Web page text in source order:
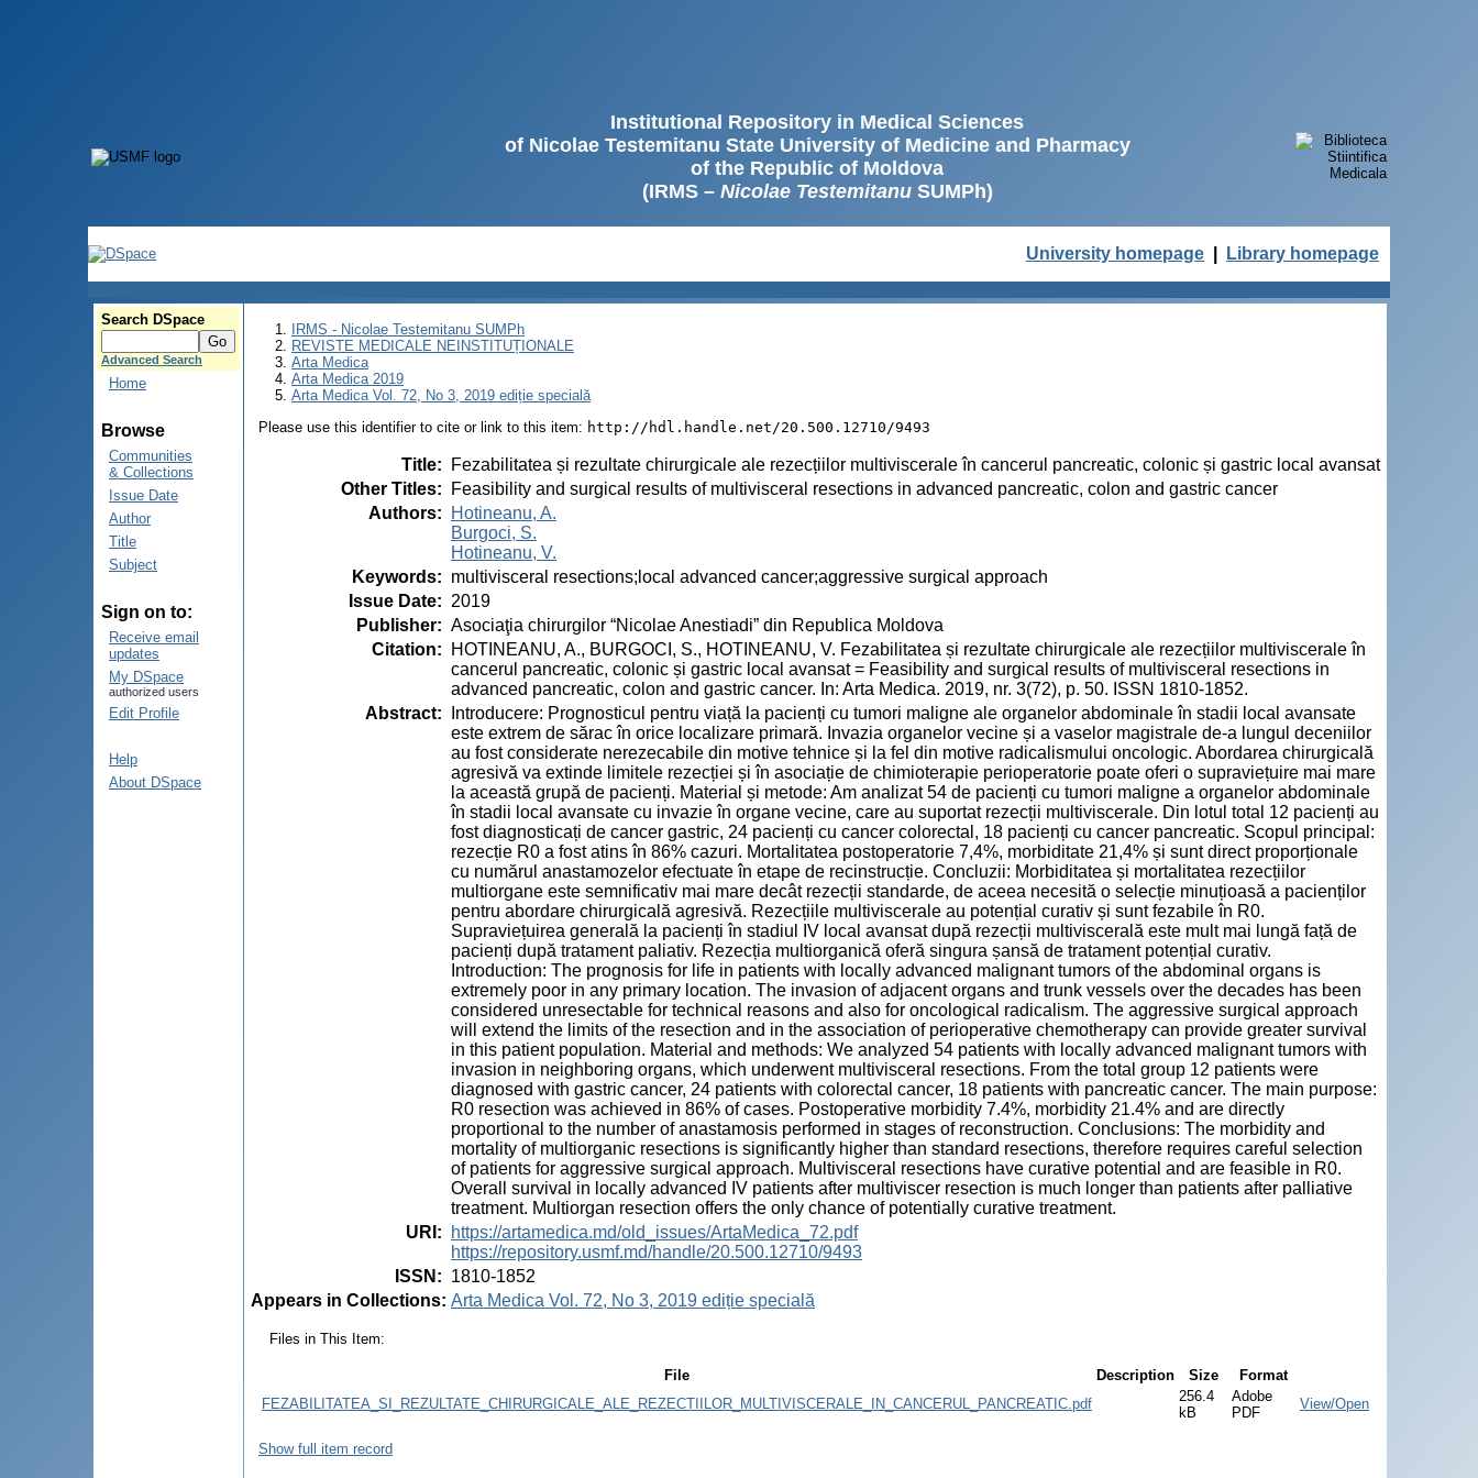
Institutional Repository in Medical Sciences
of Nicolae Testemitanu State University of Medicine and Pharmacy
of the Republic of Moldova
(IRMS – Nicolae TestemitanuSUMPh)
University homepage Library homepage
Search DSpace
Advanced Search
Home
Browse
Communities
& Collections
Issue Date
Author
Title
Subject
Sign on to:
Receive email
updates
My DSpace
authorized users
Edit Profile
Help
About DSpace
IRMS - Nicolae Testemitanu SUMPh
REVISTE MEDICALE NEINSTITUȚIONALE
Arta Medica
Arta Medica 2019
Arta Medica Vol. 72, No 3, 2019 ediție specială
Please use this identifier to cite or link to this item: http://hdl.handle.net/20.500.12710/9493
Title:
Fezabilitatea și rezultate chirurgicale ale rezecțiilor multiviscerale în cancerul pancreatic, colonic și gastric local avansat
Other Titles:
Feasibility and surgical results of multivisceral resections in advanced pancreatic, colon and gastric cancer
Authors:
Hotineanu, A.
Burgoci, S.
Hotineanu, V.
Keywords: multivisceral resections;local advanced cancer;aggressive surgical approach
Issue Date: 2019
Publisher: Asociaţia chirurgilor “Nicolae Anestiadi” din Republica Moldova
Citation:
HOTINEANU, A., BURGOCI, S., HOTINEANU, V. Fezabilitatea și rezultate chirurgicale ale rezecțiilor multiviscerale în
cancerul pancreatic, colonic și gastric local avansat = Feasibility and surgical results of multivisceral resections in
advanced pancreatic, colon and gastric cancer. In: Arta Medica. 2019, nr. 3(72), p. 50. ISSN 1810-1852.
Abstract:
Introducere: Prognosticul pentru viață la pacienți cu tumori maligne ale organelor abdominale în stadii local avansate
este extrem de sărac în orice localizare primară. Invazia organelor vecine și a vaselor magistrale de-a lungul deceniilor
au fost considerate nerezecabile din motive tehnice și la fel din motive radicalismului oncologic. Abordarea chirurgicală
agresivă va extinde limitele rezecției și în asociație de chimioterapie perioperatorie poate oferi o supraviețuire mai mare
la această grupă de pacienți. Material și metode: Am analizat 54 de pacienți cu tumori maligne a organelor abdominale
în stadii local avansate cu invazie în organe vecine, care au suportat rezecții multiviscerale. Din lotul total 12 pacienți au
fost diagnosticați de cancer gastric, 24 pacienți cu cancer colorectal, 18 pacienți cu cancer pancreatic. Scopul principal:
rezecție R0 a fost atins în 86% cazuri. Mortalitatea postoperatorie 7,4%, morbiditate 21,4% și sunt direct proporționale
cu numărul anastamozelor efectuate în etape de recinstrucție. Concluzii: Morbiditatea și mortalitatea rezecțiilor
multiorgane este semnificativ mai mare decât rezecții standarde, de aceea necesită o selecție minuțioasă a pacienților
pentru abordare chirurgicală agresivă. Rezecțiile multiviscerale au potențial curativ și sunt fezabile în R0.
Supraviețuirea generală la pacienți în stadiul IV local avansat după rezecții multiviscerală este mult mai lungă față de
pacienți după tratament paliativ. Rezecția multiorganică oferă singura șansă de tratament potențial curativ.
Introduction: The prognosis for life in patients with locally advanced malignant tumors of the abdominal organs is
extremely poor in any primary location. The invasion of adjacent organs and trunk vessels over the decades has been
considered unresectable for technical reasons and also for oncological radicalism. The aggressive surgical approach
will extend the limits of the resection and in the association of perioperative chemotherapy can provide greater survival
in this patient population. Material and methods: We analyzed 54 patients with locally advanced malignant tumors with
invasion in neighboring organs, which underwent multivisceral resections. From the total group 12 patients were
diagnosed with gastric cancer, 24 patients with colorectal cancer, 18 patients with pancreatic cancer. The main purpose:
R0 resection was achieved in 86% of cases. Postoperative morbidity 7.4%, morbidity 21.4% and are directly
proportional to the number of anastamosis performed in stages of reconstruction. Conclusions: The morbidity and
mortality of multiorganic resections is significantly higher than standard resections, therefore requires careful selection
of patients for aggressive surgical approach. Multivisceral resections have curative potential and are feasible in R0.
Overall survival in locally advanced IV patients after multiviscer resection is much longer than patients after palliative
treatment. Multiorgan resection offers the only chance of potentially curative treatment.
URI :
https://artamedica.md/old_issues/ArtaMedica_72.pdf
https://repository.usmf.md/handle/20.500.12710/9493
ISSN : 1810-1852
Appears in Collections: Arta Medica Vol. 72, No 3, 2019 ediție specială
Files in This Item:
File Description Size
Format
FEZABILITATEA_SI_REZULTATE_CHIRURGICALE_ALE_REZECTIILOR_MULTIVISCERALE_IN_CANCERUL_PANCREATIC.pdf
256.4
kB
Adobe
PDF
View/Open
Show full item record